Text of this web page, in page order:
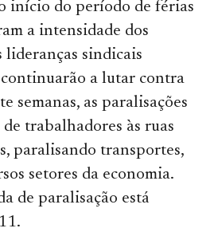
início do período de férias
a intensidade dos
lideranças sindicais
a lutar contra
semanas, as paralisações
trabalhadores às ruas
paralisando transportes,
setores da economia.
de paralisação está